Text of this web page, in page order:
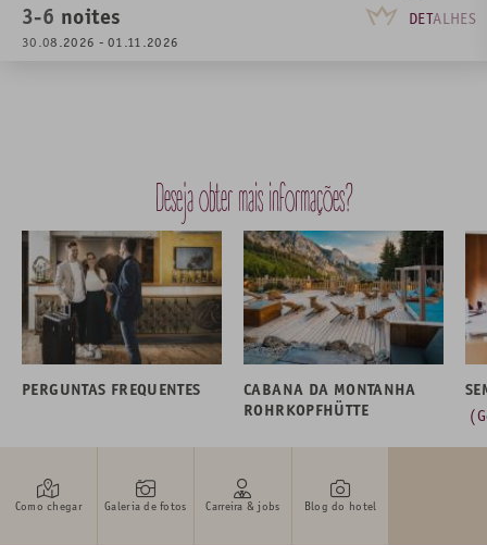
3-6 noites
30.08.2026 - 01.11.2026
DETALHES
Deseja obter mais informações?
PERGUNTAS FREQUENTES
CABANA DA MONTANHA
ROHRKOPFHÜTTE
Como chegar Galeria de fotos Carreira & jobs Blog do hotel